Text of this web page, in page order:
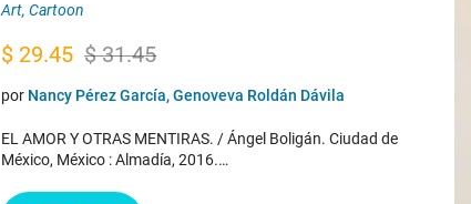
Art, Cartoon
$31.45
Original
price
$ 31.45.
$ 29.45
Current
price
$ 29.45.
por Nancy Pérez García, Genoveva Roldán Dávila
EL AMOR Y OTRAS MENTIRAS. / Ángel Boligán. Ciudad de
México, México : Almadía, 2016.…